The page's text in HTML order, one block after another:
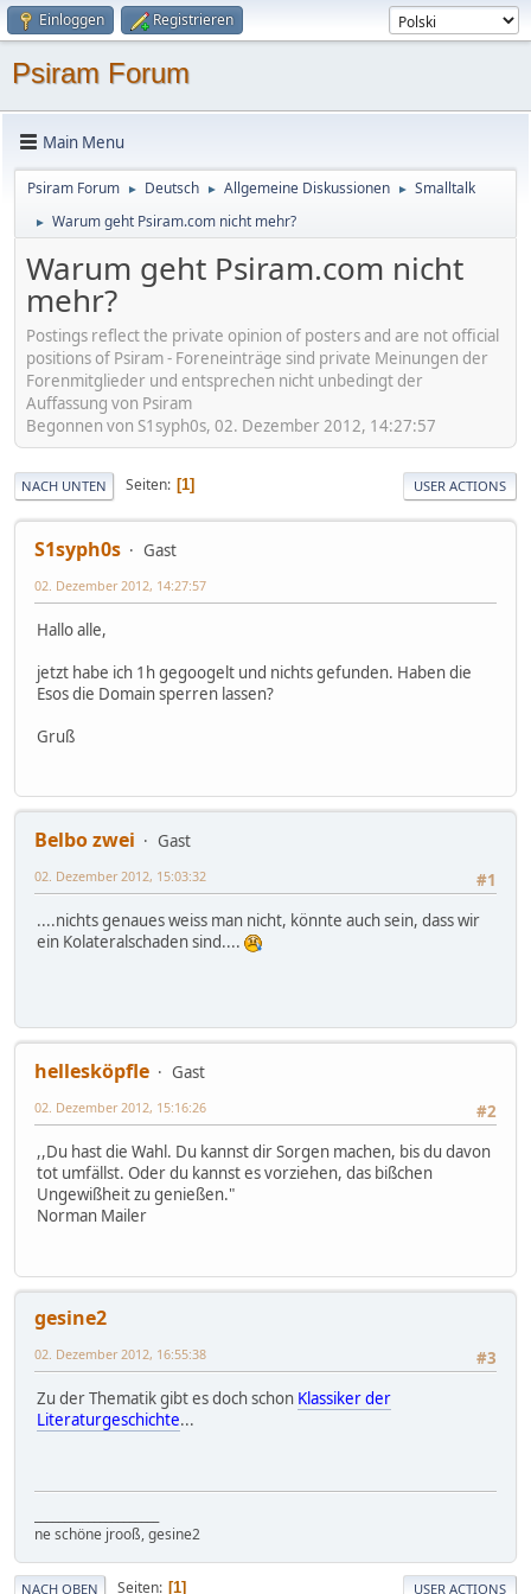
Einloggen Registrieren
Psiram Forum
Main Menu
Psiram Forum ► Deutsch ► Allgemeine Diskussionen ► Smalltalk
► Warum geht Psiram.com nicht mehr?
Warum geht Psiram.com nicht
mehr?
Postings reflect the private opinion of posters and are not official
positions of Psiram - Foreneinträge sind private Meinungen der
Forenmitglieder und entsprechen nicht unbedingt der
Auffassung von Psiram
Begonnen von S1syph0s, 02. Dezember 2012, 14:27:57
NACH UNTEN Seiten 1 USER ACTIONS
S1syph0s Gast
02. Dezember 2012, 14:27:57
Hallo alle,
jetzt habe ich 1h gegoogelt und nichts gefunden. Haben die
Esos die Domain sperren lassen?
Gruß
Belbo zwei
Gast
#1
02. Dezember 2012, 15:03:32
....nichts genaues weiss man nicht, könnte auch sein, dass wir
ein Kolateralschaden sind....
hellesköpfle
Gast
#2
02. Dezember 2012, 15:16:26
,,Du hast die Wahl. Du kannst dir Sorgen machen, bis du davon
tot umfällst. Oder du kannst es vorziehen, das bißchen
Ungewißheit zu genießen."
Norman Mailer
gesine2
#3
02. Dezember 2012, 16:55:38
Zu der Thematik gibt es doch schon Klassiker der
Literaturgeschichte...
ne schöne jrooß, gesine2
NACH OBEN Seiten 1 USER ACTIONS